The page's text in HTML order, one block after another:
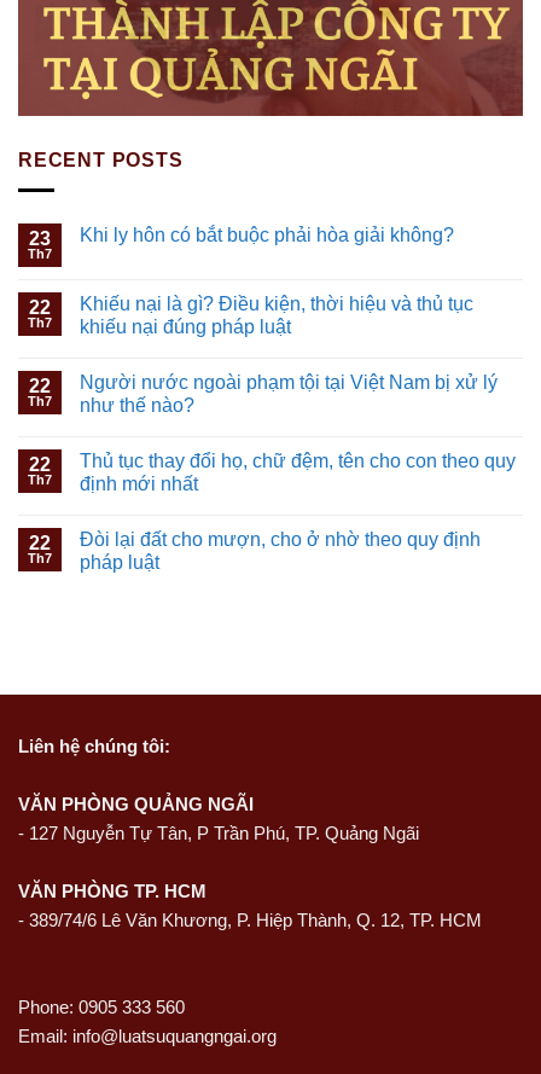
RECENT POSTS
23
Th7
Khi ly hôn có bắt buộc phải hòa giải không?
22
Th7
Khiếu nại là gì? Điều kiện, thời hiệu và thủ tục
khiếu nại đúng pháp luật
22
Th7
Người nước ngoài phạm tội tại Việt Nam bị xử lý
như thế nào?
22
Th7
Thủ tục thay đổi họ, chữ đệm, tên cho con theo quy
định mới nhất
22
Th7
Đòi lại đất cho mượn, cho ở nhờ theo quy định
pháp luật
Liên hệ chúng tôi:
VĂN PHÒNG QUẢNG NGÃI
- 127 Nguyễn Tự Tân, P Trần Phú, TP. Quảng Ngãi
VĂN PHÒNG TP. HCM
- 389/74/6 Lê Văn Khương, P. Hiệp Thành, Q. 12, TP. HCM
Phone: 0905 333 560
Email: info@luatsuquangngai.org